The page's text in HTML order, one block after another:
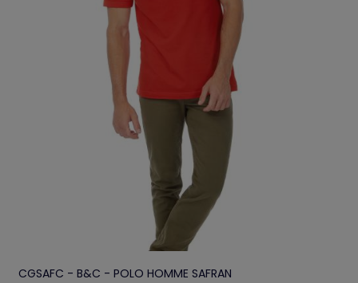
CGSAFC - B&C - POLO HOMME SAFRAN